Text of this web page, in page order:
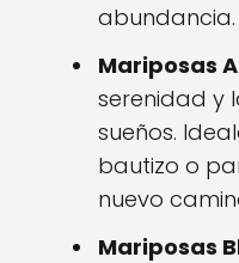
abundancia.
Mariposas
serenidad y
sueños.
bautizo o
nuevo
Mariposas